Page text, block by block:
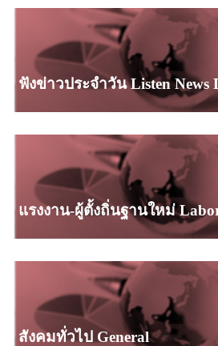
ฟังข่าวประจำวัน Listen News
แรงงาน-ผู้ตั้งถิ่นฐานใหม่
สังคมทั่วไป General